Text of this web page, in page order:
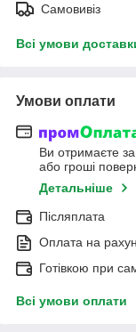
Самовивіз
Всі умови
Умови оплати
Ви отримаєте
або гроші
Детальніше
Післяплата
Оплата на
Готівкою при
Всі умови оплати